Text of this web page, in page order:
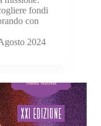
fondi
con
2024